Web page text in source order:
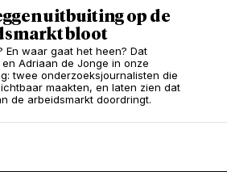
uitbuiting op de
bloot
En waar gaat het heen? Dat
Adriaan de Jonge in onze
twee onderzoeksjournalisten die
maakten, en laten zien dat
de arbeidsmarkt doordringt.